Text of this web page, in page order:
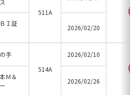
511A
Ｉ証
2026/02/20
手
514A
2026/02/10
Ｍ＆
2026/02/26